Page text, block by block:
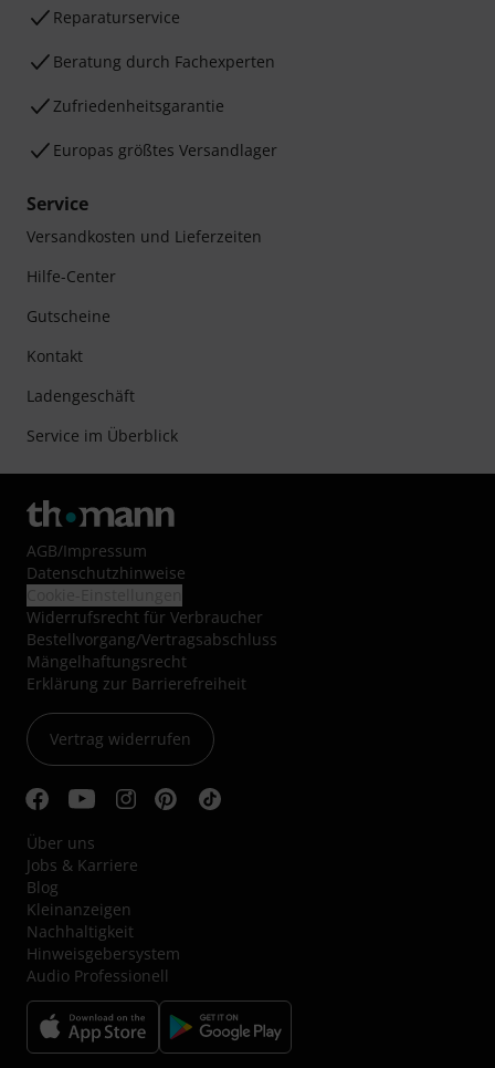
Reparaturservice
Beratung durch Fachexperten
Zufriedenheitsgarantie
Europas größtes Versandlager
Service
Versandkosten und Lieferzeiten
Hilfe-Center
Gutscheine
Kontakt
Ladengeschäft
Service im Überblick
AGB/Impressum
Datenschutzhinweise
Widerrufsrecht für Verbraucher
Bestellvorgang/Vertragsabschluss
Mängelhaftungsrecht
Erklärung zur Barrierefreiheit
Vertrag widerrufen
Über uns
Jobs & Karriere
Blog
Kleinanzeigen
Nachhaltigkeit
Hinweisgebersystem
Audio Professionell